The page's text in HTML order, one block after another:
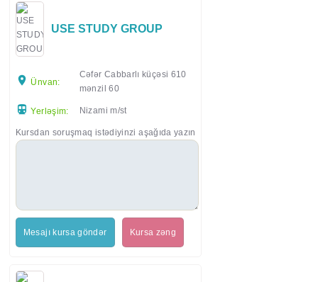
USE STUDY GROUP
Ünvan:
Cəfər Cabbarlı küçəsi 610
mənzil 60
Yerləşim: Nizami m/st
Kursdan soruşmaq istədiyinzi aşağıda yazın
Mesajı kursa göndər Kursa zəng